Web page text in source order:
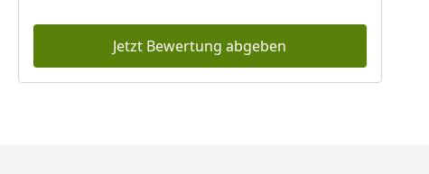
Jetzt Bewertung abgeben